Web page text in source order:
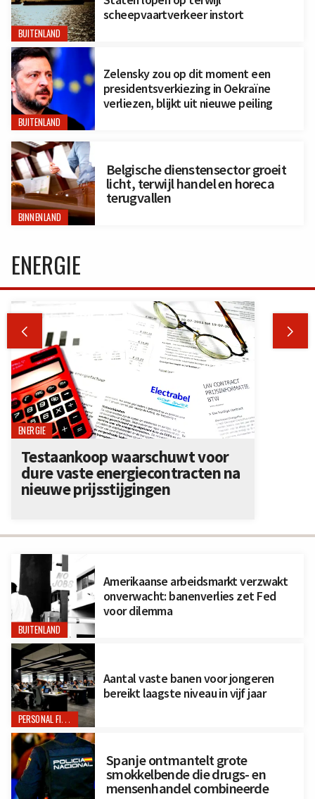
BUITENLAND
scheepvaartverkeer instort
BUITENLAND
Zelensky zou op dit moment een
presidentsverkiezing in Oekraïne
verliezen, blijkt uit nieuwe peiling
BINNENLAND
Belgische dienstensector groeit
licht, terwijl handel en horeca
terugvallen
BUITENLAND
Amerikaanse arbeidsmarkt verzwakt
onverwacht: banenverlies zet Fed
voor dilemma
PERSONAL FINANCE
Aantal vaste banen voor jongeren
bereikt laagste niveau in vijf jaar
Spanje ontmantelt grote
smokkelbende die drugs- en
mensenhandel combineerde
ENERGIE
 
ENERGIE
Testaankoop waarschuwt voor
dure vaste energiecontracten na
nieuwe prijsstijgingen